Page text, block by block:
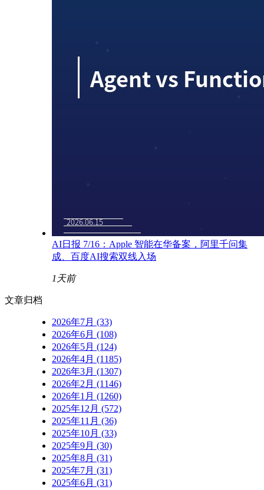
AI日报 7/16：Apple 智能在华备案，阿里千问集
成、百度AI搜索双线入场
1天前
文章归档
2026年7月 (33)
2026年6月 (108)
2026年5月 (124)
2026年4月 (1185)
2026年3月 (1307)
2026年2月 (1146)
2026年1月 (1260)
2025年12月 (572)
2025年11月 (36)
2025年10月 (33)
2025年9月 (30)
2025年8月 (31)
2025年7月 (31)
2025年6月 (31)